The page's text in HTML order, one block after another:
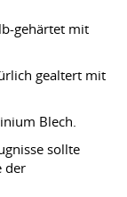
gehärtet mit
gealtert mit
Blech.
sollte
der